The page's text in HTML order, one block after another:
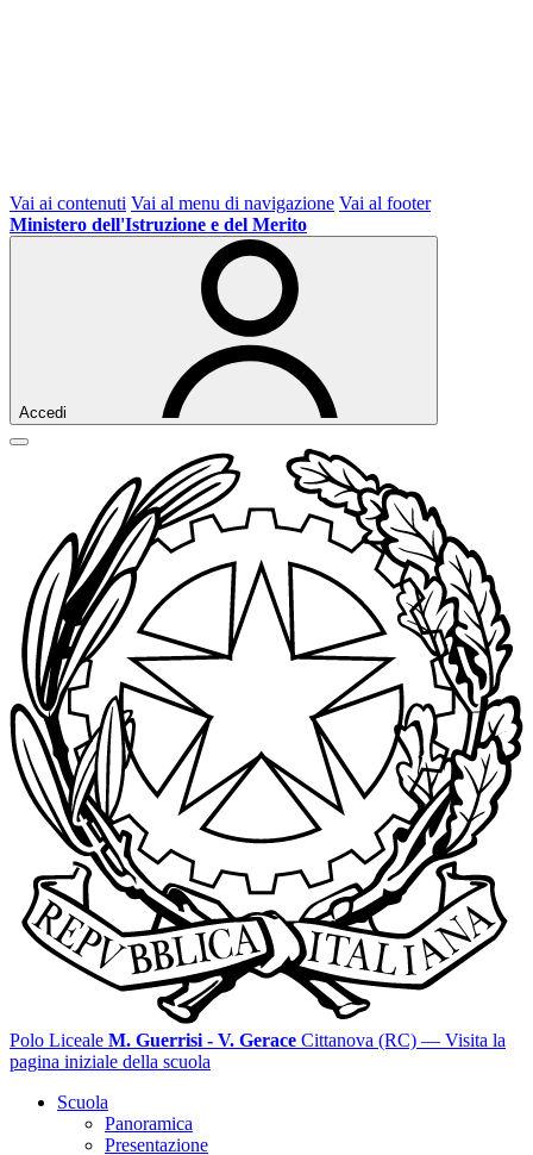
Vai ai contenuti Vai al menu di navigazione Vai al footer
Ministero dell'Istruzione e del Merito
Accedi
Polo Liceale M. Guerrisi - V. Gerace Cittanova (RC) — Visita la
pagina iniziale della scuola
Scuola
Panoramica
Presentazione